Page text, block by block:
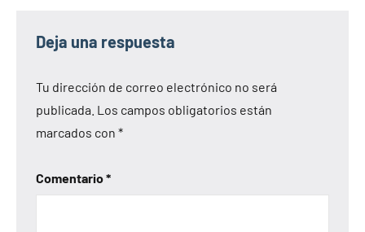
Deja una respuesta
Tu dirección de correo electrónico no será
publicada. Los campos obligatorios están
marcados con *
Comentario*